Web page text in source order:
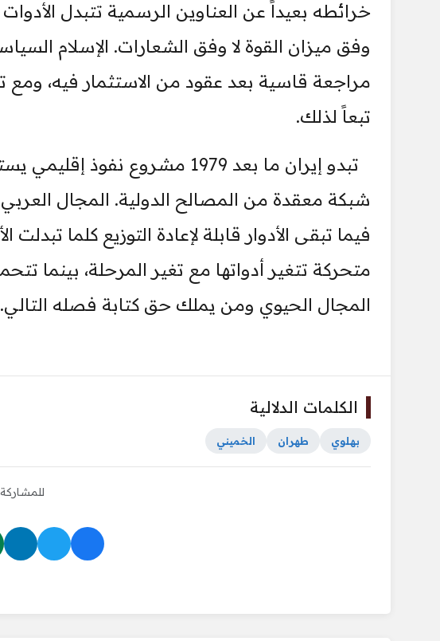
خرائطه بعيداً عن العناوين الرسمية تتبدل
وفق ميزان القوة لا وفق الشعارات. الإسلام
مراجعة قاسية بعد عقود من الاستثمار فيه، ومع
تبعاً لذلك.
تبدو إيران ما بعد 1979 مشروع
شبكة معقدة من المصالح الدولية. المجال
فيما تبقى الأدوار قابلة لإعادة التوزيع كلما
متحركة تتغير أدواتها مع تغير المرحلة، بينما
المجال الحيوي ومن يملك حق كتابة فصله التالي.
الكلمات الدلالية
بهلوي طهران الخميني
للمشاركة